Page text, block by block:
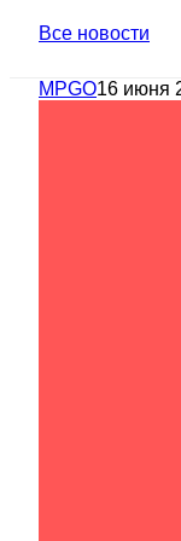
Все новости
MPGO16 июня